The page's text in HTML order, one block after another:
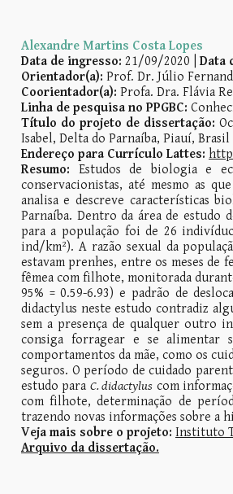
Alexandre Martins Costa Lopes
Data de ingresso: 21/09/2020 | Data
Orientador(a): Prof. Dr. Júlio
Coorientador(a): Profa. Dra. Flávia
Linha de pesquisa no PPGBC:
Título do projeto de dissertação:
Isabel, Delta do Parnaíba, Piauí, Brasil
Endereço para Currículo Lattes:
Resumo: Estudos de biologia e
conservacionistas, até mesmo as
analisa e descreve características
Parnaíba. Dentro da área de estudo
para a população foi de 26
ind/km²). A razão sexual da
estavam prenhes, entre os meses
fêmea com filhote, monitorada
95% = 0.59-6.93) e padrão de
didactylus neste estudo contradiz
sem a presença de qualquer outro
consiga forragear e se alimentar
comportamentos da mãe, como os
seguros. O período de cuidado
estudo para C. didactylus com
com filhote, determinação de
trazendo novas informações sobre a
Veja mais sobre o projeto: Instituto
Arquivo da dissertação.